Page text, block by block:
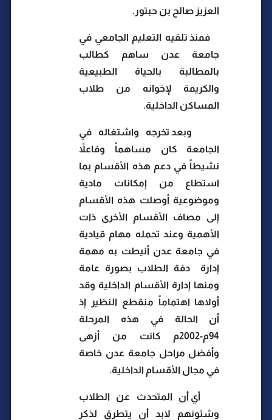
العزيز صالح بن حبتور.
فمنذ تلقيه التعليم الجامعي في
جامعة عدن ساهم كطالب
بالمطالبة بالحياة الطبيعية
والكريمة لإخوانه من طلاب
المساكن الداخلية.
وبعد تخرجه واشتغاله في
الجامعة كان مساهماً وفاعلاً
نشيطاً في دعم هذه الأقسام بما
استطاع من إمكانات مادية
وموضوعية أوصلت هذه الأقسام
إلى مصاف الأقسام الأخرى ذات
الأهمية وعند تحمله مهام قيادية
في جامعة عدن أنيطت به مهمة
إدارة
دفة الطلاب بصورة عامة
ومنها إدارة الأقسام الداخلية وقد
أولاها اهتماماً منقطع النظير إذ
أن الحالة في هذه المرحلة
94م-2002م كانت من أزهى
وأفضل مراحل جامعة عدن خاصة
في مجال الأقسام الداخلية.
أي أن المتحدث عن الطلاب
وشئونهم لابد أن يتطرق لذكر